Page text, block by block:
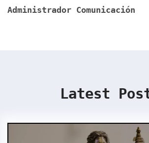
Administrador Comunicación
Latest